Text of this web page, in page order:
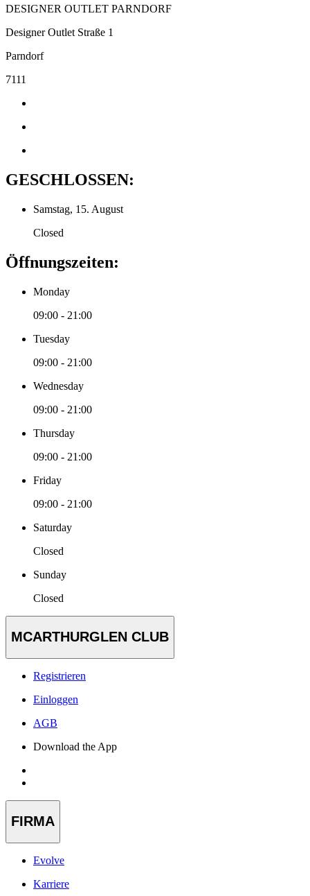
DESIGNER OUTLET PARNDORF
Designer Outlet Straße 1
Parndorf
7111
GESCHLOSSEN:
Samstag, 15. August
Closed
Öffnungszeiten:
Monday
09:00 - 21:00
Tuesday
09:00 - 21:00
Wednesday
09:00 - 21:00
Thursday
09:00 - 21:00
Friday
09:00 - 21:00
Saturday
Closed
Sunday
Closed
MCARTHURGLEN CLUB
Registrieren
Einloggen
AGB
Download the App
FIRMA
Evolve
Karriere